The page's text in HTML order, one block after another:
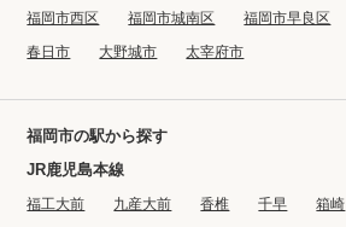
福岡市西区
福岡市城南区 福岡市早良区
春日市
大野城市 太宰府市
福岡市の駅から探す
JR鹿児島本線
福工大前 九産大前 香椎 千早 箱崎